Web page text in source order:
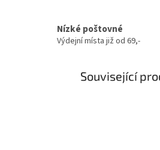
Nízké poštovné
Výdejní místa již od 69,-
Související